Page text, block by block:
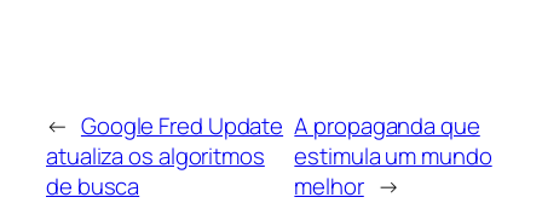
← Google Fred Update
atualiza os algoritmos
de busca
A propaganda que
estimula um mundo
melhor →